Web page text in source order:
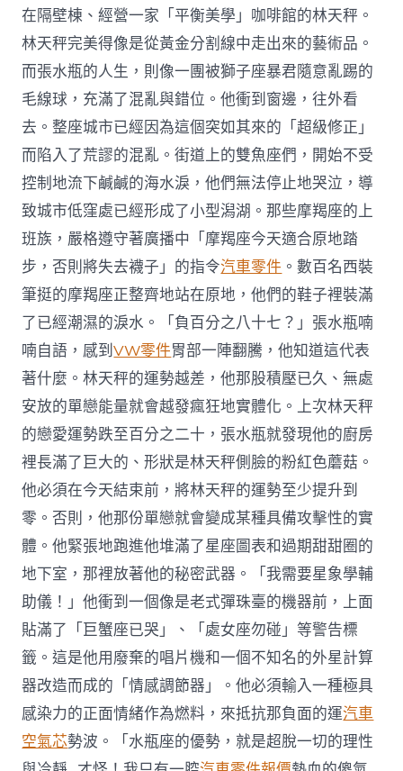
在隔壁棟、經營一家「平衡美學」咖啡館的林天秤。
林天秤完美得像是從黃金分割線中走出來的藝術品。
而張水瓶的人生，則像一團被獅子座暴君隨意亂踢的
毛線球，充滿了混亂與錯位。他衝到窗邊，往外看
去。整座城市已經因為這個突如其來的「超級修正」
而陷入了荒謬的混亂。街道上的雙魚座們，開始不受
控制地流下鹹鹹的海水淚，他們無法停止地哭泣，導
致城市低窪處已經形成了小型潟湖。那些摩羯座的上
班族，嚴格遵守著廣播中「摩羯座今天適合原地踏
步，否則將失去襪子」的指令汽車零件 。數百名西裝
筆挺的摩羯座正整齊地站在原地，他們的鞋子裡裝滿
了已經潮濕的淚水。「負百分之八十七？」張水瓶喃
喃自語，感到VW零件胃部一陣翻騰，他知道這代表
著什麼。林天秤的運勢越差，他那股積壓已久、無處
安放的單戀能量就會越發瘋狂地實體化。上次林天秤
的戀愛運勢跌至百分之二十，張水瓶就發現他的廚房
裡長滿了巨大的、形狀是林天秤側臉的粉紅色蘑菇。
他必須在今天結束前，將林天秤的運勢至少提升到
零。否則，他那份單戀就會變成某種具備攻擊性的實
體。他緊張地跑進他堆滿了星座圖表和過期甜甜圈的
地下室，那裡放著他的秘密武器。「我需要星象學輔
助儀！」他衝到一個像是老式彈珠臺的機器前，上面
貼滿了「巨蟹座已哭」、「處女座勿碰」等警告標
籤。這是他用廢棄的唱片機和一個不知名的外星計算
器改造而成的「情感調節器」。他必須輸入一種極具
感染力的正面情緒作為燃料，來抵抗那負面的運汽車
空氣芯勢波。「水瓶座的優勢，就是超脫一切的理性